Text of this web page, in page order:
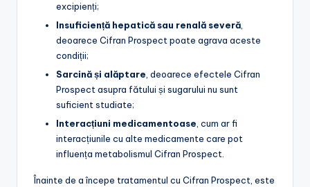
excipienți;
Insuficiență hepatică sau renală severă,
deoarece Cifran Prospect poate agrava aceste
condiții;
Sarcină și alăptare, deoarece efectele Cifran
Prospect asupra fătului și sugarului nu sunt
suficient studiate;
Interacțiuni medicamentoase, cum ar fi
interacțiunile cu alte medicamente care pot
influența metabolismul Cifran Prospect.
Înainte de a începe tratamentul cu Cifran Prospect, este